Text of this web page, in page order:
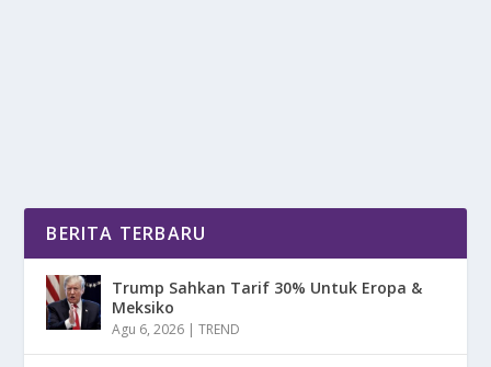
BERITA TERBARU
Trump Sahkan Tarif 30% Untuk Eropa &
Meksiko
Agu 6, 2026 |TREND